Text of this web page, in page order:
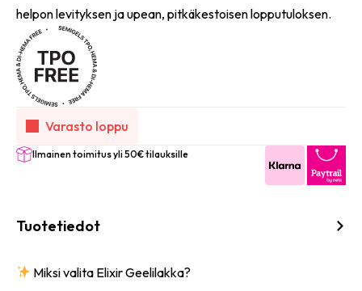
helpon levityksen ja upean, pitkäkestoisen lopputuloksen.
Varasto loppu
Ilmainen toimitus yli 50€ tilauksille
Tuotetiedot
Miksi valita Elixir Geelilakka?